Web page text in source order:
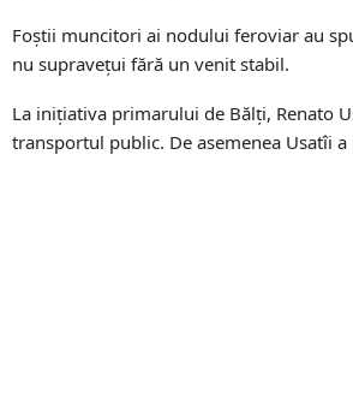
Foștii muncitori ai nodului feroviar au
nu supravețui fără un venit stabil.
La inițiativa primarului de Bălți, Renato
transportul public. De asemenea Usatîi